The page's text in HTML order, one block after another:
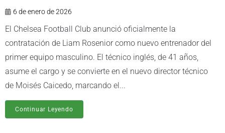
6 de enero de 2026
El Chelsea Football Club anunció oficialmente la
contratación de Liam Rosenior como nuevo entrenador del
primer equipo masculino. El técnico inglés, de 41 años,
asume el cargo y se convierte en el nuevo director técnico
de Moisés Caicedo, marcando el...
Continuar Leyendo